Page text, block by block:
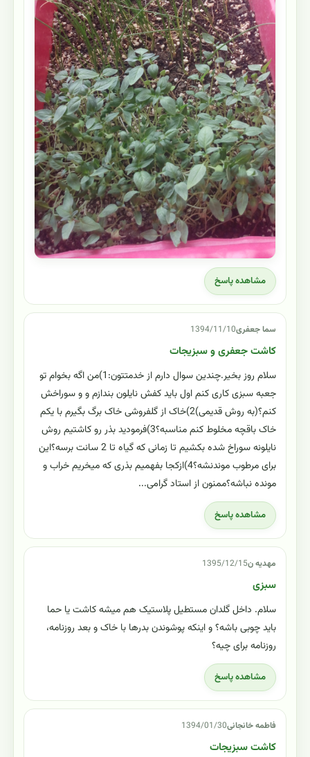
مشاهده پاسخ
سما جعفری1394/11/10
کاشت جعفری و سبزیجات
سلام روز بخیر.چندین سوال دارم از خدمتتون:1)من اگه بخوام تو
جعبه سبزی کاری کنم اول باید کفش نایلون بندازم و و سوراخش
کنم؟(به روش قدیمی)2)خاک از گلفروشی خاک برگ بگیرم با یکم
خاک باقچه مخلوط کنم مناسبه؟3)فرمودید بذر رو کاشتیم روش
نایلونه سوراخ شده بکشیم تا زمانی که گیاه تا 2 سانت برسه؟این
برای مرطوب موندنشه؟4)ازکجا بفهمیم بذری که میخریم خراب و
مونده نباشه؟ممنون از استاد گرامی...
مشاهده پاسخ
مهدیه ن1395/12/15
سبزی
سلام. داخل گلدان مستطیل پلاستیک هم میشه کاشت یا حما
باید چوبی باشه؟ و اینکه پوشوندن بدرها با خاک و بعد روزنامه،
روزنامه برای چیه؟
مشاهده پاسخ
فاطمه خانجانی1394/01/30
کاشت سبزیجات